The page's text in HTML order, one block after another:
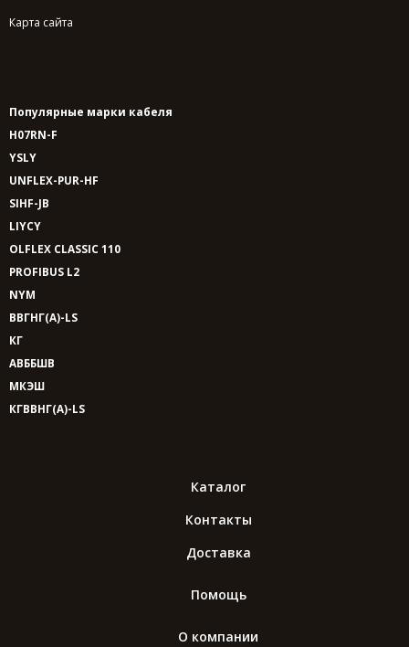
Карта сайта
Популярные марки кабеля
H07RN-F
YSLY
UNFLEX-PUR-HF
SIHF-JB
LIYCY
OLFLEX CLASSIC 110
PROFIBUS L2
NYM
ВВГНГ(A)-LS
КГ
АВББШВ
МКЭШ
КГВВНГ(A)-LS
Каталог
Контакты
Доставка
Помощь
О компании